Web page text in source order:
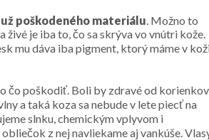
poškodeného materiálu. Možno to
živé je iba to, čo sa skrýva vo vnútri kože.
mu dáva iba pigment, ktorý máme v
čo poškodiť. Boli by zdravé od korienkov
a taká koza sa nebude v lete piecť na
slnku, chemickým vplyvom i
z nej navliekame aj vankúše.